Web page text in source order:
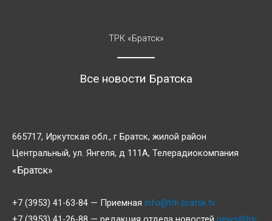
ТРК «Братск»
Все новости Братска
665717, Иркутская обл., г Братск, жилой район
Центральный, ул. Янгеля, д 111А, Телерадиокомпания
«Братск»
+7 (3953) 41-63-84 — Приемная info@trk-bratsk.tv